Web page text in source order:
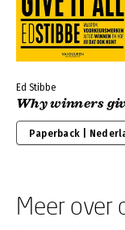
Ed Stibbe
Why winners
Paperback |
Meer over